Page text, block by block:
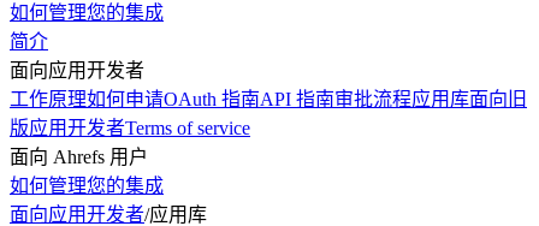
如何管理您的集成
简介
面向应用开发者
工作原理如何申请OAuth 指南API 指南审批流程应用库面向旧
版应用开发者Terms of service
面向 Ahrefs 用户
如何管理您的集成
面向应用开发者/应用库